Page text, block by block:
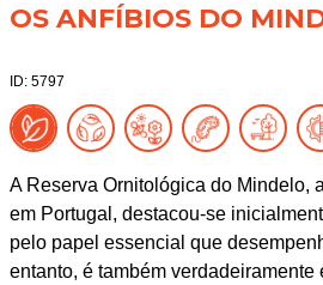
OS ANFÍBIOS DO
ID: 5797
A Reserva Ornitológica do Mindelo,
em Portugal, destacou-se
pelo papel essencial que
entanto, é também verdadeiramente